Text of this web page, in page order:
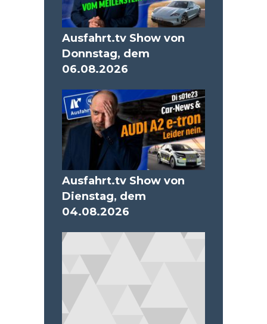
Ausfahrt.tv Show von
Donnstag, dem
06.08.2026
Ausfahrt.tv Show von
Dienstag, dem
04.08.2026